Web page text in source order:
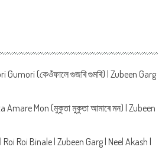
Gumori (কেওঁফালে গুজৰি গুমৰি) | Zubeen Garg
Amare Mon (মুকুতা মুকুতা আমাৰে মন) | Zubeen
Roi Binale | Zubeen Garg | Neel Akash |